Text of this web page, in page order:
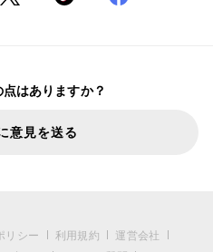
はありますか？
意見を送る
リシー 利用規約
運営会社